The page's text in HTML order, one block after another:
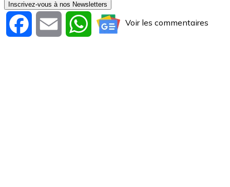
Inscrivez-vous à nos Newsletters
Facebook Email WhatsAppVoir les commentaires